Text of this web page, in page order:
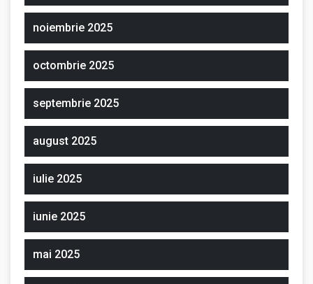
noiembrie 2025
octombrie 2025
septembrie 2025
august 2025
iulie 2025
iunie 2025
mai 2025